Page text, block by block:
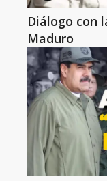
Diálogo con
Maduro